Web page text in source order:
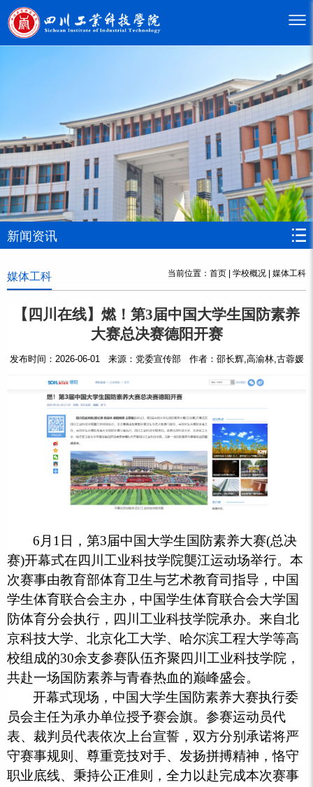
新闻资讯
媒体工科 当前位置： 首页 | 学校概况 | 媒体工科
【四川在线】燃！第3届中国大学生国防素养
大赛总决赛德阳开赛
发布时间：2026-06-01 来源：党委宣传部 作者：邵长辉,高渝林,古蓉媛
6月1日，第3届中国大学生国防素养大赛(总决
赛)开幕式在四川工业科技学院龑江运动场举行。本
次赛事由教育部体育卫生与艺术教育司指导，中国
学生体育联合会主办，中国学生体育联合会大学国
防体育分会执行，四川工业科技学院承办。来自北
京科技大学、北京化工大学、哈尔滨工程大学等高
校组成的30余支参赛队伍齐聚四川工业科技学院，
共赴一场国防素养与青春热血的巅峰盛会。
开幕式现场，中国大学生国防素养大赛执行委
员会主任为承办单位授予赛会旗。参赛运动员代
表、裁判员代表依次上台宣誓，双方分别承诺将严
守赛事规则、尊重竞技对手、发扬拼搏精神，恪守
职业底线、秉持公正准则，全力以赴完成本次赛事